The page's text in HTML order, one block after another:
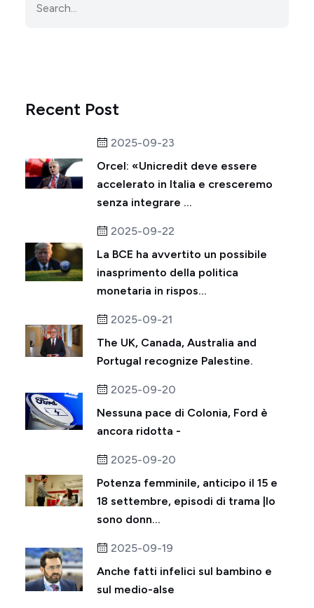
Recent Post
2025-09-23
Orcel: «Unicredit deve essere
accelerato in Italia e cresceremo
senza integrare ...
2025-09-22
La BCE ha avvertito un possibile
inasprimento della politica
monetaria in rispos...
2025-09-21
The UK, Canada, Australia and
Portugal recognize Palestine.
2025-09-20
Nessuna pace di Colonia, Ford è
ancora ridotta -
2025-09-20
Potenza femminile, anticipo il 15 e
18 settembre, episodi di trama |Io
sono donn...
2025-09-19
Anche fatti infelici sul bambino e
sul medio-alse